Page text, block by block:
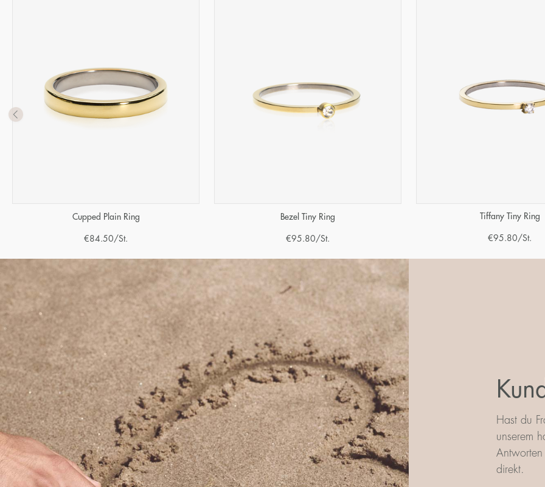
Cupped Plain Ring
€84.50 /St.
Bezel Tiny Ring
€95.80 /St.
Tiffany Tiny Ring
€95.80/St.
Hast du
unserem
direkt.